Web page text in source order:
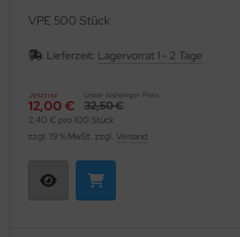
VPE 500 Stück
Lieferzeit: Lagervorrat 1 - 2 Tage
Jetzt nur
12,00 €
Unser bisheriger Preis
32,50 €
2,40 € pro 100 Stück
zzgl. 19 % MwSt. zzgl. Versand